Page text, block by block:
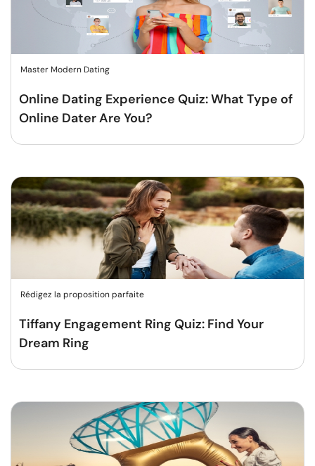
Master Modern Dating
Online Dating Experience Quiz: What Type of
Online Dater Are You?
Rédigez la proposition parfaite
Tiffany Engagement Ring Quiz: Find Your
Dream Ring